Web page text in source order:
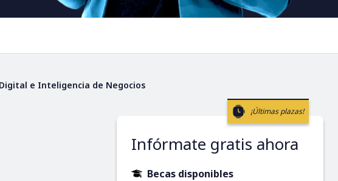
e Inteligencia de Negocios
¡Últimas plazas!
Infórmate gratis ahora
Becas disponibles